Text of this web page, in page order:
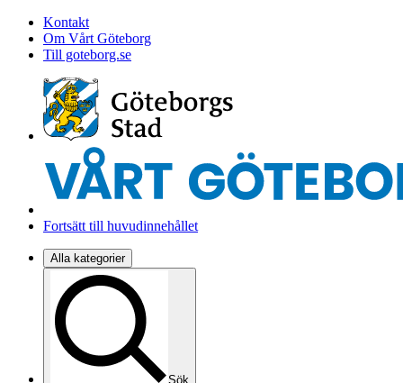
Kontakt
Om Vårt Göteborg
Till goteborg.se
Fortsätt till huvudinnehållet
Alla kategorier
Sök